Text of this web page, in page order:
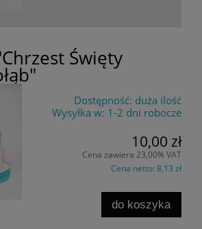
Święty
Dostępność: duża ilość
Wysyłka w: 1-2 dni robocze
10,00 zł
Cena zawiera 23,00% VAT
Cena netto: 8,13 zł
do koszyka